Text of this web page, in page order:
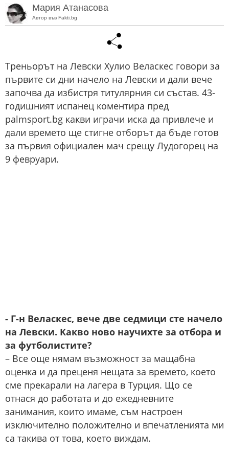
Мария Атанасова
Автор във Fakti.bg
Треньорът на Левски Хулио Веласкес говори за
първите си дни начело на Левски и дали вече
започва да избистря титулярния си състав. 43-
годишният испанец коментира пред
palmsport.bg какви играчи иска да привлече и
дали времето ще стигне отборът да бъде готов
за първия официален мач срещу Лудогорец на
9 февруари.
- Г-н Веласкес, вече две седмици сте начело
на Левски. Какво ново научихте за отбора и
за футболистите?
– Все още нямам възможност за мащабна
оценка и да преценя нещата за времето, което
сме прекарали на лагера в Турция. Що се
отнася до работата и до ежедневните
занимания, които имаме, съм настроен
изключително положително и впечатленията ми
са такива от това, което виждам.